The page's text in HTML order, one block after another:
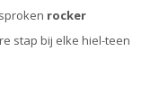
rocker
stap bij elke hiel-teen